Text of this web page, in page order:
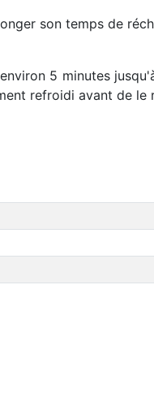
son temps de
5 minutes
refroidi avant de le